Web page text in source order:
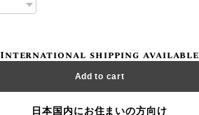
International shipping available
Add to cart
日本国内にお住まいの方向け